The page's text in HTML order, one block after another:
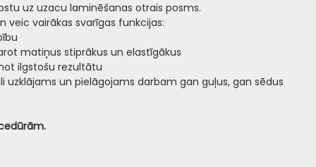
uz uzacu laminēšanas otrais posms.
veic vairākas svarīgas funkcijas:
matiņus stiprākus un elastīgākus
ilgstošu rezultātu
uzklājams un pielāgojams darbam gan guļus, gan sēdus